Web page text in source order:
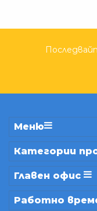
Меню
Категории
Главен офис
Работно